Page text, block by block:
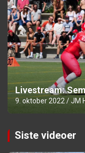
Livestream:
9. oktober 2022 JM
Siste videoer